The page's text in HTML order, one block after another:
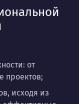
от
проектов;
исходя из